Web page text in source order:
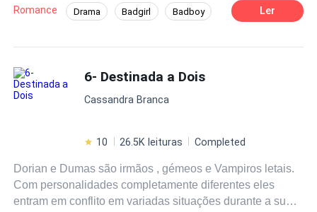
almeja. *Quer mais? Leia "DESEJOS PROIBIDOS" e se
delicie com mais contos.
Romance Drama Badgirl Badboy Ler
6- Destinada a Dois
Cassandra Branca
10 26.5K leituras Completed
Dorian e Dumas são irmãos , gémeos e Vampiros letais.
Com personalidades completamente diferentes eles
entram em conflito em variadas situações durante a sua